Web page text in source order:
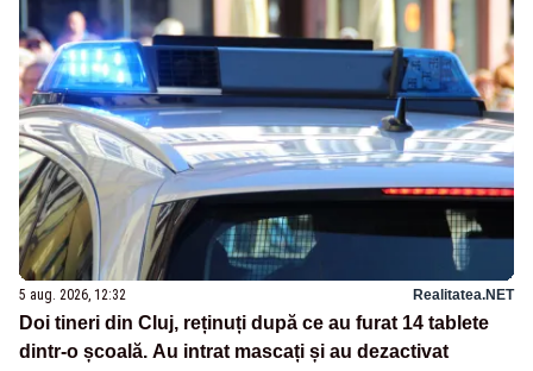
5 aug. 2026, 12:32 Realitatea.NET
Doi tineri din Cluj, reținuți după ce au furat 14 tablete
dintr-o școală. Au intrat mascați și au dezactivat